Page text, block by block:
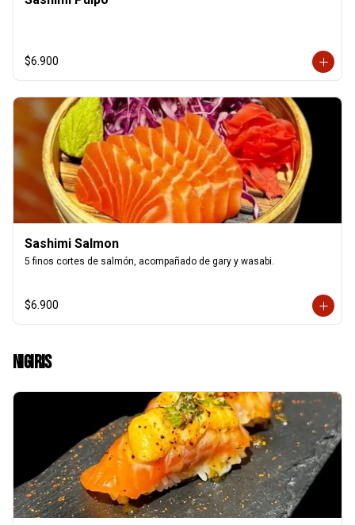
$6.900
Sashimi Salmon
5 finos cortes de salmón, acompañado de gary y wasabi.
$6.900
Nigiris